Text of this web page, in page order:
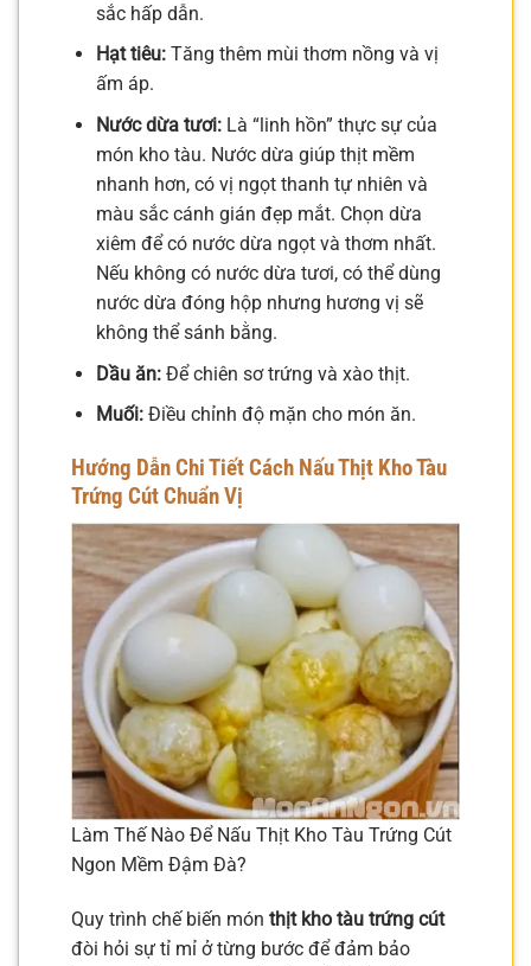
sắc hấp dẫn.
Hạt tiêu:Tăng thêm mùi thơm nồng và vị
ấm áp.
Nước dừa tươi:Là “linh hồn” thực sự của
món kho tàu. Nước dừa giúp thịt mềm
nhanh hơn, có vị ngọt thanh tự nhiên và
màu sắc cánh gián đẹp mắt. Chọn dừa
xiêm để có nước dừa ngọt và thơm nhất.
Nếu không có nước dừa tươi, có thể dùng
nước dừa đóng hộp nhưng hương vị sẽ
không thể sánh bằng.
Dầu ăn:Để chiên sơ trứng và xào thịt.
Muối:Điều chỉnh độ mặn cho món ăn.
Hướng Dẫn Chi Tiết Cách Nấu Thịt Kho Tàu
Trứng Cút Chuẩn Vị
Làm Thế Nào Để Nấu Thịt Kho Tàu Trứng Cút
Ngon Mềm Đậm Đà?
Quy trình chế biến món thịt kho tàu trứng cút
đòi hỏi sự tỉ mỉ ở từng bước để đảm bảo